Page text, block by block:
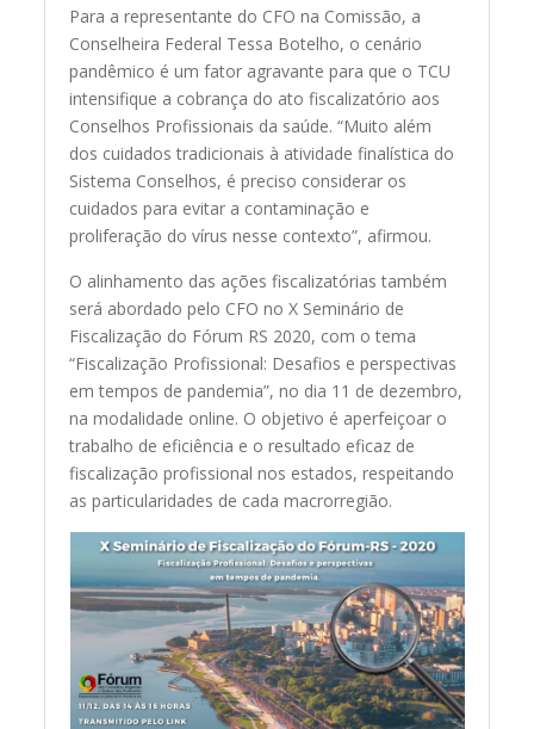
Para a representante do CFO na Comissão, a
Conselheira Federal Tessa Botelho, o cenário
pandêmico é um fator agravante para que o TCU
intensifique a cobrança do ato fiscalizatório aos
Conselhos Profissionais da saúde. “Muito além
dos cuidados tradicionais à atividade finalística do
Sistema Conselhos, é preciso considerar os
cuidados para evitar a contaminação e
proliferação do vírus nesse contexto”, afirmou.
O alinhamento das ações fiscalizatórias também
será abordado pelo CFO no X Seminário de
Fiscalização do Fórum RS 2020, com o tema
“Fiscalização Profissional: Desafios e perspectivas
em tempos de pandemia”, no dia 11 de dezembro,
na modalidade online. O objetivo é aperfeiçoar o
trabalho de eficiência e o resultado eficaz de
fiscalização profissional nos estados, respeitando
as particularidades de cada macrorregião.